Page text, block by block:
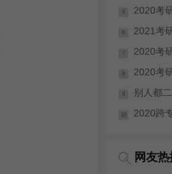
5
6
7
8
9
10
2020考
网友热